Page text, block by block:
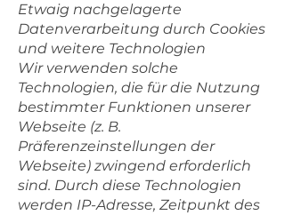
Etwaig nachgelagerte
Datenverarbeitung durch Cookies
und weitere Technologien
Wir verwenden solche
Technologien, die für die Nutzung
bestimmter Funktionen unserer
Webseite (z. B.
Präferenzeinstellungen der
Webseite) zwingend erforderlich
sind. Durch diese Technologien
werden IP-Adresse, Zeitpunkt des